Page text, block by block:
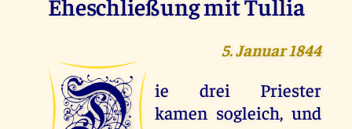
5. Januar 1844
D
ie drei Priester
kamen sogleich, und